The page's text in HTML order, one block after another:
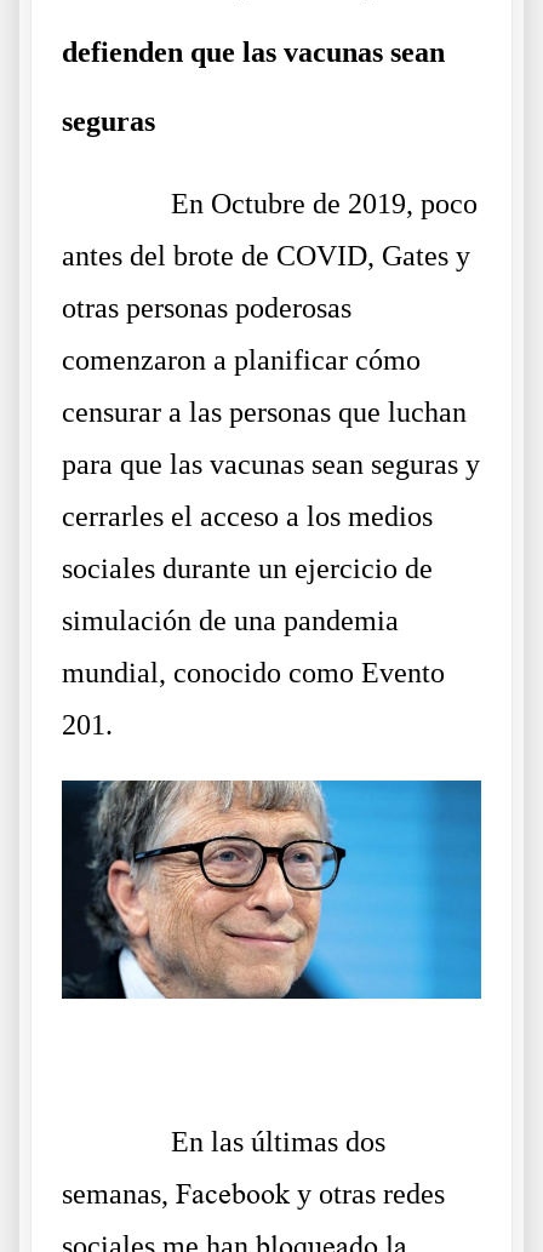
defienden que las vacunas sean
seguras
En Octubre de 2019, poco
antes del brote de COVID, Gates y
otras personas poderosas
comenzaron a planificar cómo
censurar a las personas que luchan
para que las vacunas sean seguras y
cerrarles el acceso a los medios
sociales durante un ejercicio de
simulación de una pandemia
mundial, conocido como Evento
201.
En las últimas dos
semanas, Facebook y otras redes